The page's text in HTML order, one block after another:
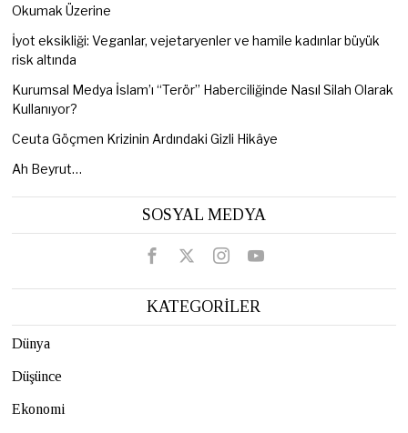
Okumak Üzerine
İyot eksikliği: Veganlar, vejetaryenler ve hamile kadınlar büyük
risk altında
Kurumsal Medya İslam’ı “Terör” Haberciliğinde Nasıl Silah Olarak
Kullanıyor?
Ceuta Göçmen Krizinin Ardındaki Gizli Hikâye
Ah Beyrut…
SOSYAL MEDYA
KATEGORİLER
Dünya
Düşünce
Ekonomi